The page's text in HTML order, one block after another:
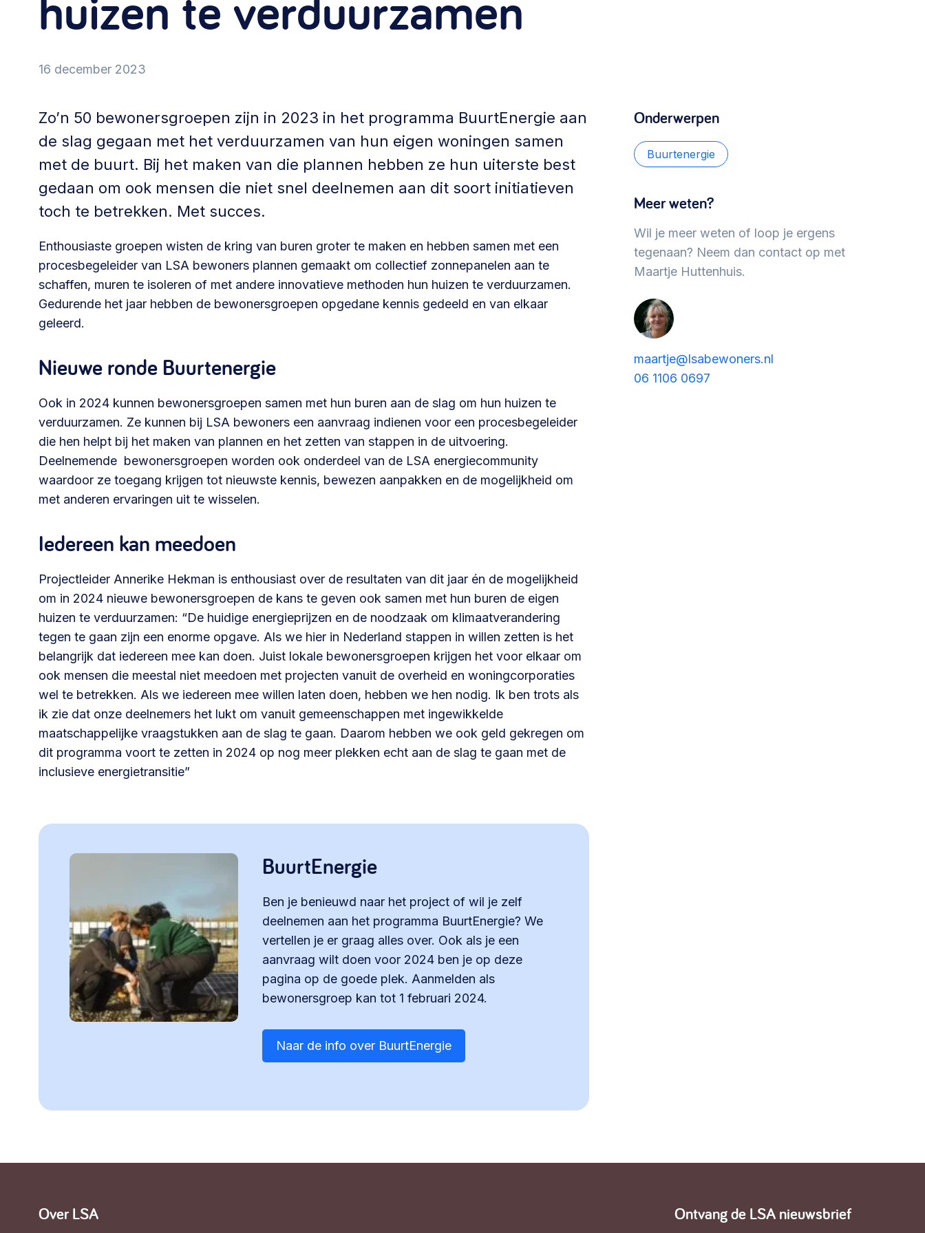
Community building en ABCD,
welkomstcultuur >
Betrokken buurten, contact stimuleren,
netwerken uitbreiden >
Weerbare gemeenschappen
ontmoetingsplekken >
democratie >
Samenwerken en lokale politiek
Lobbyen, invloed uitoefenen,
Omgevingswet en gebiedsontwikkeling
invoering omgevingswet, participatie,
Advies of hulp nodig?
Je kunt altijd contact met ons opnemen via telefoon of e-mail.
16 december 2023
Zo’n 50 bewonersgroepen zijn in 2023 in het programma BuurtEnergie aan
de slag gegaan met het verduurzamen van hun eigen woningen samen
met de buurt. Bij het maken van die plannen hebben ze hun uiterste best
gedaan om ook mensen die niet snel deelnemen aan dit soort initiatieven
toch te betrekken. Met succes.
Enthousiaste groepen wisten de kring van buren groter te maken en hebben samen met een
procesbegeleider van LSA bewoners plannen gemaakt om collectief zonnepanelen aan te
schaffen, muren te isoleren of met andere innovatieve methoden hun huizen te verduurzamen.
Gedurende het jaar hebben de bewonersgroepen opgedane kennis gedeeld en van elkaar
geleerd.
Nieuwe ronde Buurtenergie
Ook in 2024 kunnen bewonersgroepen samen met hun buren aan de slag om hun huizen te
verduurzamen. Ze kunnen bij LSA bewoners een aanvraag indienen voor een procesbegeleider
die hen helpt bij het maken van plannen en het zetten van stappen in de uitvoering.
Deelnemende bewonersgroepen worden ook onderdeel van de LSA energiecommunity
waardoor ze toegang krijgen tot nieuwste kennis, bewezen aanpakken en de mogelijkheid om
met anderen ervaringen uit te wisselen.
Iedereen kan meedoen
Projectleider Annerike Hekman is enthousiast over de resultaten van dit jaar én de mogelijkheid
om in 2024 nieuwe bewonersgroepen de kans te geven ook samen met hun buren de eigen
huizen te verduurzamen: “De huidige energieprijzen en de noodzaak om klimaatverandering
tegen te gaan zijn een enorme opgave. Als we hier in Nederland stappen in willen zetten is het
belangrijk dat iedereen mee kan doen. Juist lokale bewonersgroepen krijgen het voor elkaar om
ook mensen die meestal niet meedoen met projecten vanuit de overheid en woningcorporaties
wel te betrekken. Als we iedereen mee willen laten doen, hebben we hen nodig. Ik ben trots als
ik zie dat onze deelnemers het lukt om vanuit gemeenschappen met ingewikkelde
maatschappelijke vraagstukken aan de slag te gaan. Daarom hebben we ook geld gekregen om
dit programma voort te zetten in 2024 op nog meer plekken echt aan de slag te gaan met de
inclusieve energietransitie”
BuurtEnergie
Ben je benieuwd naar het project of wil je zelf
deelnemen aan het programma BuurtEnergie? We
vertellen je er graag alles over. Ook als je een
aanvraag wilt doen voor 2024 ben je op deze
pagina op de goede plek. Aanmelden als
bewonersgroep kan tot 1 februari 2024.
Naar de info over BuurtEnergie
Onderwerpen
Buurtenergie
Meer weten?
Wil je meer weten of loop je ergens
tegenaan? Neem dan contact op met
Maartje Huttenhuis.
maartje@lsabewoners.nl
06 1106 0697
Over LSA Ontvang de LSA nieuwsbrief